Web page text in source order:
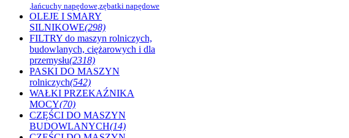
,łańcuchy napędowe,zębatki napędowe
OLEJE I SMARY
SILNIKOWE(298)
FILTRY do maszyn rolniczych,
budowlanych, ciężarowych i dla
przemysłu(2318)
PASKI DO MASZYN
rolniczych(542)
WAŁKI PRZEKAŹNIKA
MOCY(70)
CZĘŚCI DO MASZYN
BUDOWLANYCH(14)